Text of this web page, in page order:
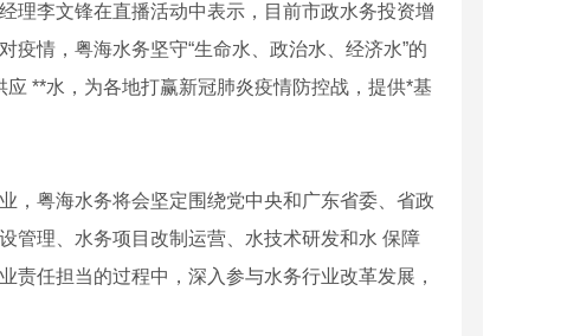
理李文锋在直播活动中表示，目前市政水务投资增
情，粤海水务坚守“生命水、政治水、经济水”的
**水，为各地打赢新冠肺炎疫情防控战，提供*基
，粤海水务将会坚定围绕党中央和广东省委、省政
管理、水务项目改制运营、水技术研发和水 保障
任担当的过程中，深入参与水务行业改革发展，